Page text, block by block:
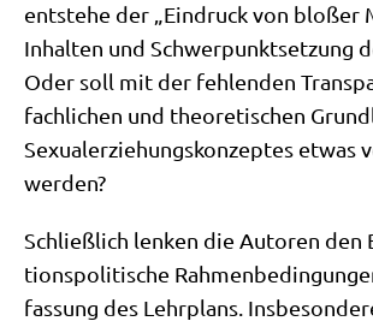
ent­ste­he der „Ein­druck von blo­ßer
Inhal­ten und Schwer­punkt­set­zung
Oder soll mit der feh­len­den
fach­li­chen und theo­re­ti­schen
Sexu­al­erzie­hungs­kon­zep­tes etwas
werden?
Schließ­lich len­ken die Autoren den
ti­ons­po­li­ti­sche
fas­sung des Lehr­plans.